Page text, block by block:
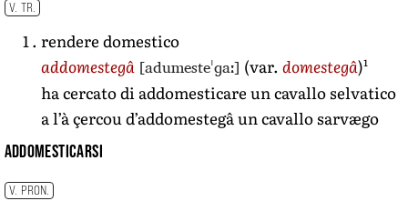
V. TR.
rendere domestico
addomestegâ [adumesteˈɡaː] (var. domestegâ)1
ha cercato di addomesticare un cavallo selvatico
a l’à çercou d’addomestegâ un cavallo sarvægo
addomesticarsi
V. PRON.